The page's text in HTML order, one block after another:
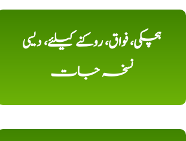
ہچکی، فواق، روکنے کیلئے، دیسی
نسخہ جات